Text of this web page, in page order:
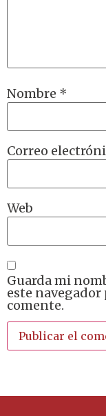
Nombre *
Correo
Web
Guarda mi
este navegador
comente.